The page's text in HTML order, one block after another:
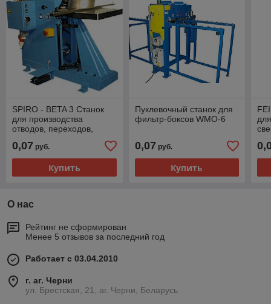
SPIRO - BETA 3 Станок
для производства
отводов, переходов,
0,07 руб.
Купить
Пуклевочный станок для
фильтр-боксов WMO-6
0,07 руб.
Купить
О нас
Рейтинг не сформирован
Менее 5 отзывов за последний год
Работает с 03.04.2010
г. аг. Черни
ул. Брестская, 21, аг. Черни, Беларусь